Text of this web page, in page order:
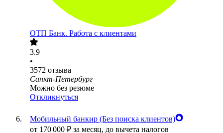
ОТП Банк. Работа с клиентами
3.9
•
3572 отзыва
Санкт-Петербург
Можно без резюме
Откликнуться
Мобильный банкир (Без поиска клиентов)
от 170 000 ₽ за месяц, до вычета налогов